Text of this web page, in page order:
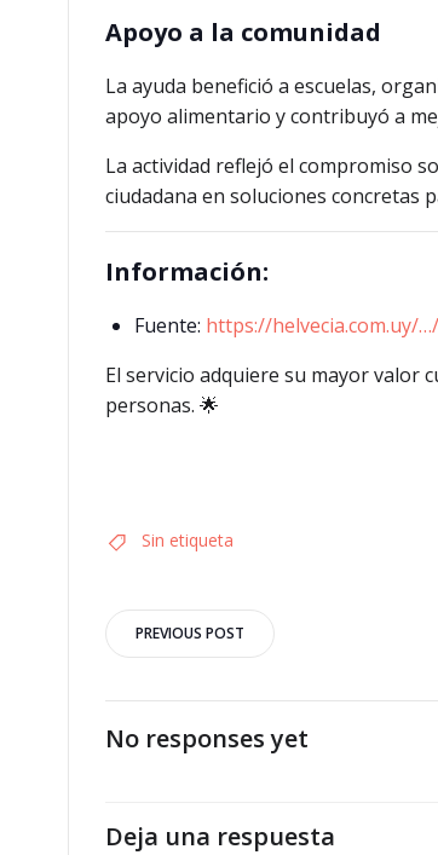
Apoyo a la comunidad
La ayuda benefició a escuelas,
apoyo alimentario y contribuyó a
La actividad reflejó el compromiso
ciudadana en soluciones concretas
Información:
Fuente: https://helvecia.com.uy/
El servicio adquiere su mayor valor
personas. 🌟
Sin etiqueta
Navegación
por
las
entradas
PREVIOUS POST
No responses yet
Deja una respuesta